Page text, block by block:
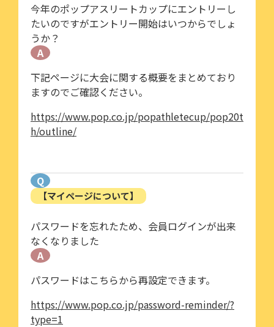
今年のポップアスリートカップにエントリーし
たいのですがエントリー開始はいつからでしょ
うか？
A
下記ページに大会に関する概要をまとめており
ますのでご確認ください。
https://www.pop.co.jp/popathletecup/pop20t
h/outline/
Q
【マイページについて】
パスワードを忘れたため、会員ログインが出来
なくなりました
A
パスワードはこちらから再設定できます。
https://www.pop.co.jp/password-reminder/?
type=1